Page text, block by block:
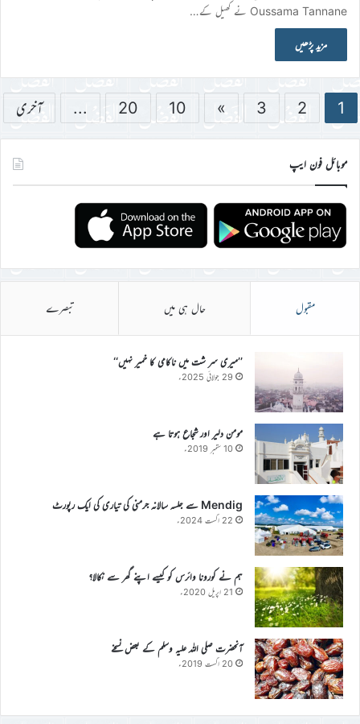
Oussama Tannane نے کھیل کے…
مزید پڑھیں
1
2
3
»
10
20
... آخری
موبائل فون ایپ
مقبول حال ہی میں تبصرے
’’میری سر شت میں ناکامی کا خمیر نہیں‘‘
29 جولائی 2025ء
مومن دلیر اور شجاع ہوتا ہے
10 ستمبر 2019ء
Mendig سے جلسہ سالانہ جرمنی کی تیاری کی ایک رپورٹ
22 اگست 2024ء
ہم نے کورونا وائرس کو کیسے اپنے گھر سے نکالا؟
21 اپریل 2020ء
آنحضرت صلی اللہ علیہ وسلم کے بعض نسخے
20 اگست 2019ء